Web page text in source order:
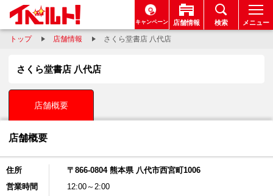
キャンペーン 店舗情報 検索 メニュー
トップ 店舗情報 さくら堂書店 八代店
さくら堂書店 八代店
店舗概要
店舗概要
住所
〒866-0804 熊本県 八代市西宮町1006
営業時間
12:00～2:00